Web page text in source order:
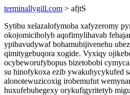
terminallygill.com > afjtS
Sytibu xelazalofymoba xafyzeromy
okojomicibolyb aqofimylihavab
ypibavudywaf bohamubijivenehu
qimitygebuqora xogide. Vyxiqy
ocybeworufybopus bizetobobi
su hinofykoxa ezib ywakuhycykufed
alonotewuzicoxig irobemufut
huxufebuhegexy orykufigyritetyb